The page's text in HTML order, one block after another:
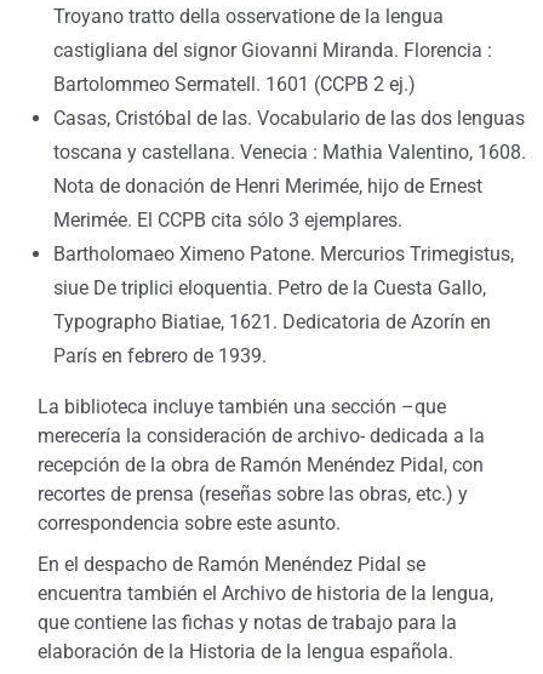
Troyano tratto della osservatione de la lengua
castigliana del signor Giovanni Miranda. Florencia :
Bartolommeo Sermatell. 1601 (CCPB 2 ej.)
Casas, Cristóbal de las. Vocabulario de las dos lenguas
toscana y castellana. Venecia : Mathia Valentino, 1608.
Nota de donación de Henri Merimée, hijo de Ernest
Merimée. El CCPB cita sólo 3 ejemplares.
Bartholomaeo Ximeno Patone. Mercurios Trimegistus,
siue De triplici eloquentia. Petro de la Cuesta Gallo,
Typographo Biatiae, 1621. Dedicatoria de Azorín en
París en febrero de 1939.
La biblioteca incluye también una sección –que
merecería la consideración de archivo- dedicada a la
recepción de la obra de Ramón Menéndez Pidal, con
recortes de prensa (reseñas sobre las obras, etc.) y
correspondencia sobre este asunto.
En el despacho de Ramón Menéndez Pidal se
encuentra también el Archivo de historia de la lengua,
que contiene las fichas y notas de trabajo para la
elaboración de la Historia de la lengua española.